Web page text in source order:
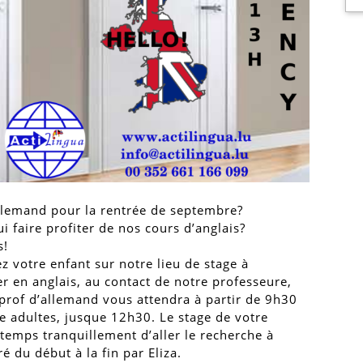
pour la rentrée de septembre?
faire profiter de nos cours d’anglais?
votre enfant sur notre lieu de stage à
en anglais, au contact de notre professeure,
d’allemand vous attendra à partir de 9h30
jusque 12h30. Le stage de votre
tranquillement d’aller le recherche à
du début à la fin par Eliza.